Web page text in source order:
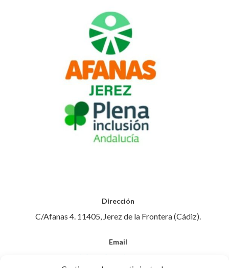
Dirección
C/Afanas 4. 11405, Jerez de la Frontera (Cádiz).
Email
info@afanasjerez.com